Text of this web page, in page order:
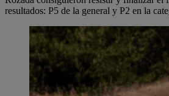
resultados: P5 de la general y P2 en la